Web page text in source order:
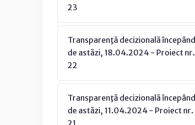
23
Transparenţă decizională începând
de astăzi, 18.04.2024 - Proiect nr.
22
Transparenţă decizională începând
de astăzi, 11.04.2024 - Proiect nr.
21